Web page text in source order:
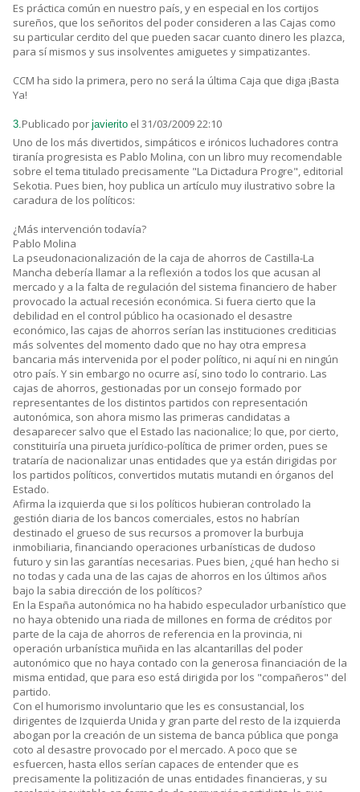
Es práctica común en nuestro país, y en especial en los cortijos
sureños, que los señoritos del poder consideren a las Cajas como
su particular cerdito del que pueden sacar cuanto dinero les plazca,
para sí mismos y sus insolventes amiguetes y simpatizantes.
CCM ha sido la primera, pero no será la última Caja que diga ¡Basta
Ya!
3.Publicado por javierito el 31/03/2009 22:10
Uno de los más divertidos, simpáticos e irónicos luchadores contra
tiranía progresista es Pablo Molina, con un libro muy recomendable
sobre el tema titulado precisamente "La Dictadura Progre", editorial
Sekotia. Pues bien, hoy publica un artículo muy ilustrativo sobre la
caradura de los políticos:
¿Más intervención todavía?
Pablo Molina
La pseudonacionalización de la caja de ahorros de Castilla-La
Mancha debería llamar a la reflexión a todos los que acusan al
mercado y a la falta de regulación del sistema financiero de haber
provocado la actual recesión económica. Si fuera cierto que la
debilidad en el control público ha ocasionado el desastre
económico, las cajas de ahorros serían las instituciones crediticias
más solventes del momento dado que no hay otra empresa
bancaria más intervenida por el poder político, ni aquí ni en ningún
otro país. Y sin embargo no ocurre así, sino todo lo contrario. Las
cajas de ahorros, gestionadas por un consejo formado por
representantes de los distintos partidos con representación
autonómica, son ahora mismo las primeras candidatas a
desaparecer salvo que el Estado las nacionalice; lo que, por cierto,
constituiría una pirueta jurídico-política de primer orden, pues se
trataría de nacionalizar unas entidades que ya están dirigidas por
los partidos políticos, convertidos mutatis mutandi en órganos del
Estado.
Afirma la izquierda que si los políticos hubieran controlado la
gestión diaria de los bancos comerciales, estos no habrían
destinado el grueso de sus recursos a promover la burbuja
inmobiliaria, financiando operaciones urbanísticas de dudoso
futuro y sin las garantías necesarias. Pues bien, ¿qué han hecho si
no todas y cada una de las cajas de ahorros en los últimos años
bajo la sabia dirección de los políticos?
En la España autonómica no ha habido especulador urbanístico que
no haya obtenido una riada de millones en forma de créditos por
parte de la caja de ahorros de referencia en la provincia, ni
operación urbanística muñida en las alcantarillas del poder
autonómico que no haya contado con la generosa financiación de la
misma entidad, que para eso está dirigida por los "compañeros" del
partido.
Con el humorismo involuntario que les es consustancial, los
dirigentes de Izquierda Unida y gran parte del resto de la izquierda
abogan por la creación de un sistema de banca pública que ponga
coto al desastre provocado por el mercado. A poco que se
esfuercen, hasta ellos serían capaces de entender que es
precisamente la politización de unas entidades financieras, y su